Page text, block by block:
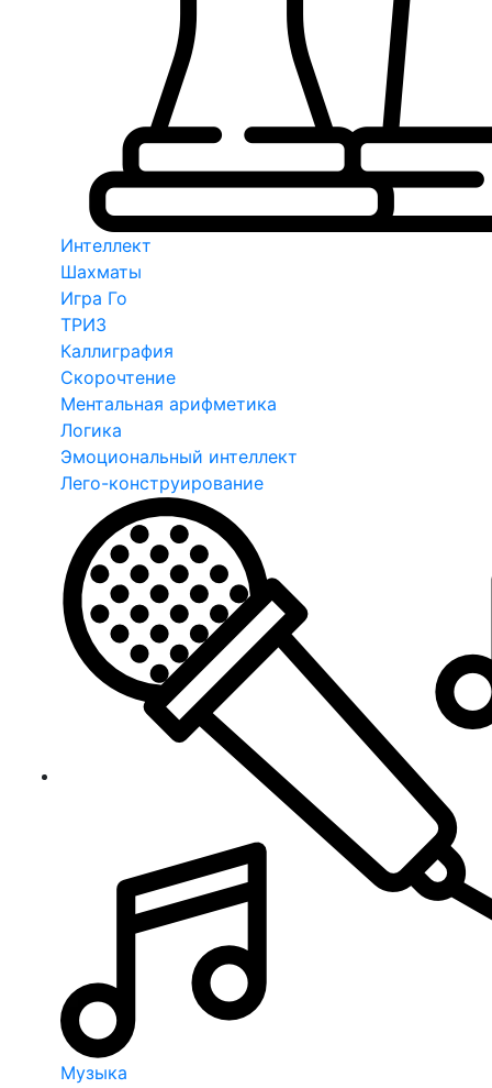
Интеллект
Шахматы
Игра Го
ТРИЗ
Каллиграфия
Скорочтение
Ментальная арифметика
Логика
Эмоциональный интеллект
Лего-конструирование
Музыка